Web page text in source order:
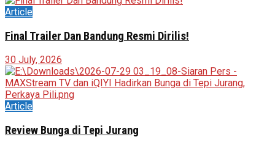
Article
Final Trailer Dan Bandung Resmi Dirilis!
30 July, 2026
Article
Review Bunga di Tepi Jurang